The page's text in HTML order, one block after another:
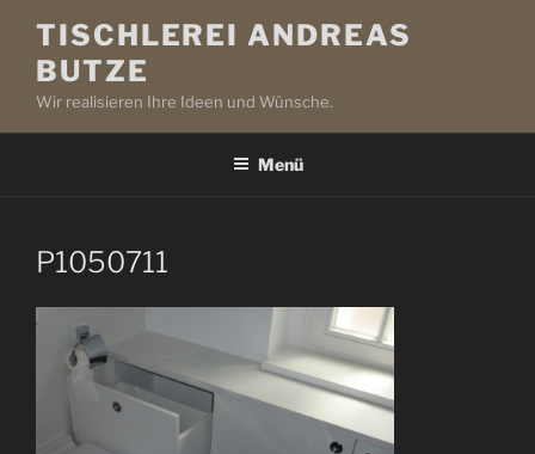
Inhalt
springen
TISCHLEREI ANDREAS
BUTZE
Wir realisieren Ihre Ideen und Wünsche.
Menü
P1050711